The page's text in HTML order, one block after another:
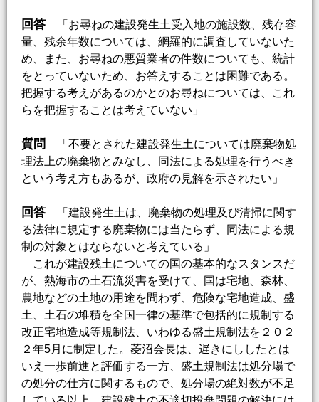
回答 「お尋ねの建設発生土受入地の施設数、残存容
量、残余年数については、網羅的に調査していないた
め、また、お尋ねの悪質業者の件数についても、統計
をとっていないため、お答えすることは困難である。
把握する考えがあるのかとのお尋ねについては、これ
らを把握することは考えていない」
質問
「不要とされた建設発生土については廃棄物処
理法上の廃棄物とみなし、同法による処理を行うべき
という考え方もあるが、政府の見解を示されたい」
回答 「建設発生土は、廃棄物の処理及び清掃に関す
る法律に規定する廃棄物には当たらず、同法による規
制の対象とはならないと考えている」
これが建設残土についての国の基本的なスタンスだ
が、熱海市の土石流災害を受けて、国は宅地、森林、
農地などの土地の用途を問わず、危険な宅地造成、盛
土、土石の堆積を全国一律の基準で包括的に規制する
改正宅地造成等規制法、いわゆる盛土規制法を２０２
２年5月に制定した。菱沼会長は、遅きにししたとは
いえ一歩前進と評価する一方、盛土規制法は処分場で
の処分の仕方に関するもので、処分場の絶対数が不足